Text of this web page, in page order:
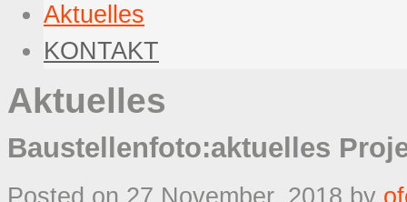
Aktuelles
KONTAKT
Aktuelles
Baustellenfoto:aktuelles